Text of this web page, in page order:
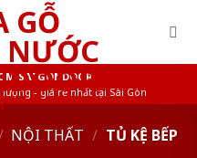
SAIGONDOOR
- giá rẻ nhất tại Sài Gòn
NỘI THẤT / TỦ KỆ BẾP